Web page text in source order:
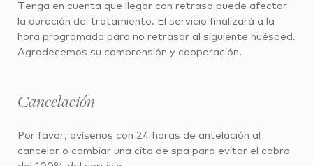
Tenga en cuenta que llegar con retraso puede afectar
la duración del tratamiento. El servicio finalizará a la
hora programada para no retrasar al siguiente huésped.
Agradecemos su comprensión y cooperación.
Cancelación
Por favor, avísenos con 24 horas de antelación al
cancelar o cambiar una cita de spa para evitar el cobro